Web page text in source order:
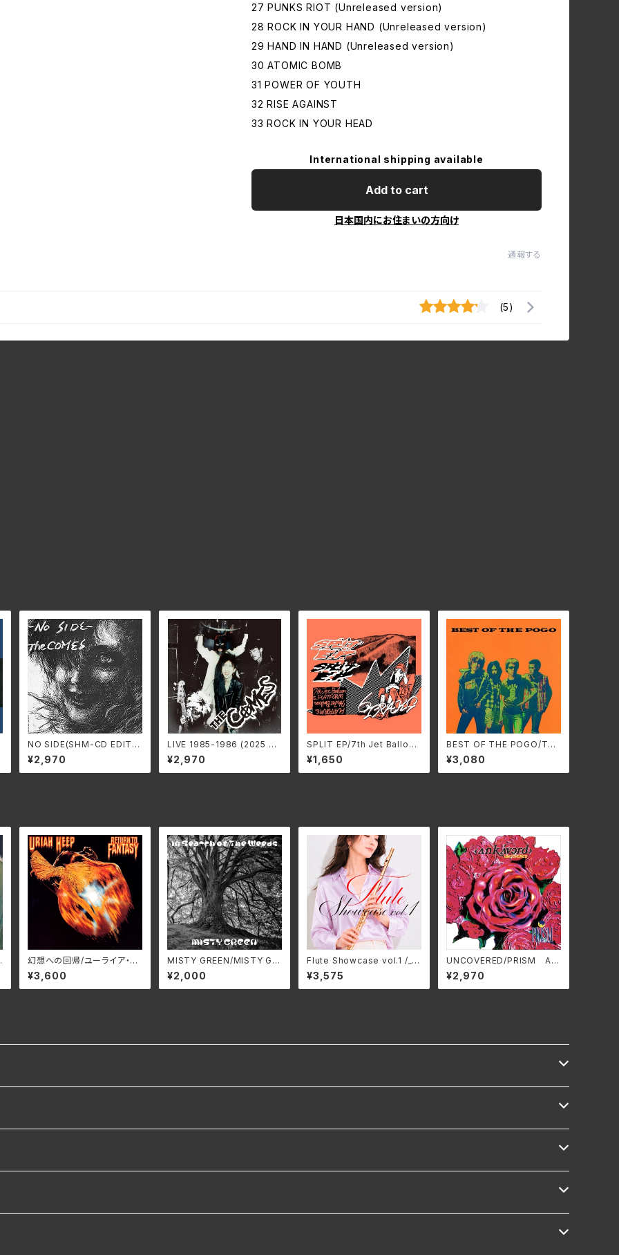
27 PUNKS RIOT (Unreleased version)
28 ROCK IN YOUR HAND (Unreleased version)
29 HAND IN HAND (Unreleased version)
30 ATOMIC BOMB
31 POWER OF YOUTH
32 RISE AGAINST
33 ROCK IN YOUR HEAD
International shipping available
Add to cart
日本国内にお住まいの方向け
通報する
(5)
NO SIDE(SHM-CD EDITIO
N) /THE COMES SS-96
5C(仕様:SHM-CD)
¥2,970
LIVE 1985-1986 (2025 ED
ITION) /THE COMES SS
-974(仕様:2CD)
¥2,970
SPLIT EP/7th Jet Balloon
& PLATFORM FTPS-08
5(仕様:CD)
¥1,650
BEST OF THE POGO/THE
POGO SS-944C(仕様:C
D)
¥3,080
幻想への回帰/ユーライア・ヒ
ープ BELLE-264386(仕様:
SHM-CD)
¥3,600
MISTY GREEN/MISTY GR
EEN S4MG-0306(仕様:C
D)
¥2,000
Flute Showcase vol.1 /_フ
ルートショーケース vol.1/Var
ious Artists GNRS-003
8(仕様:CD)
¥3,575
UNCOVERED/PRISM AL
T-515C(仕様:CD)
¥2,970